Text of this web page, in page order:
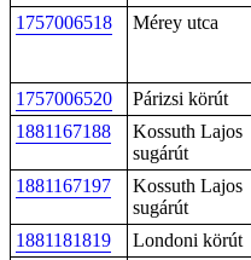
1757006518 Mérey utca
1757006520 Párizsi körút
1881167188
Kossuth Lajos
sugárút
1881167197
Kossuth Lajos
sugárút
1881181819 Londoni körút